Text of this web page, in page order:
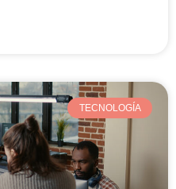
TECNOLOGÍA